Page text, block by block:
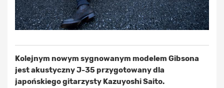
Kolejnym nowym sygnowanym modelem Gibsona
jest akustyczny J-35 przygotowany dla
japońskiego gitarzysty Kazuyoshi Saito.